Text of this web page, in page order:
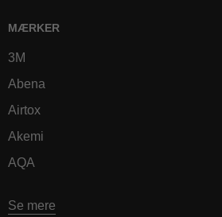
MÆRKER
3M
Abena
Airtox
Akemi
AQA
Se mere